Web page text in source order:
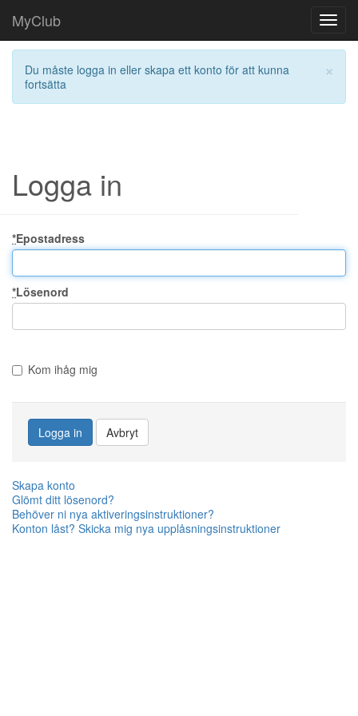
MyClub
×
Du måste logga in eller skapa ett konto för att kunna
fortsätta
Logga in
*Epostadress
*Lösenord
Kom ihåg mig
Logga in Avbryt
Skapa konto
Glömt ditt lösenord?
Behöver ni nya aktiveringsinstruktioner?
Konton låst? Skicka mig nya upplåsningsinstruktioner